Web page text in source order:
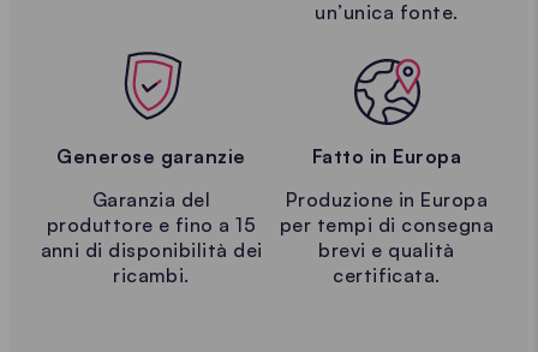
un’unica fonte.
Generose garanzie
Garanzia del
produttore e fino a 15
anni di disponibilità dei
ricambi.
Fatto in Europa
Produzione in Europa
per tempi di consegna
brevi e qualità
certificata.